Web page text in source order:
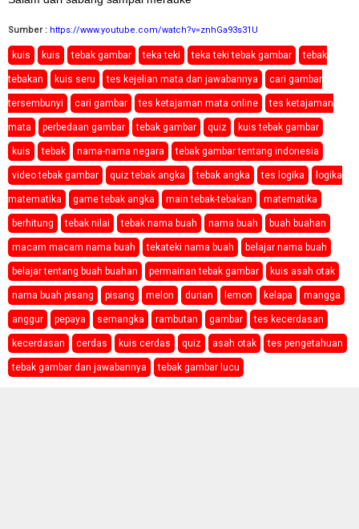
Sumber : https://www.youtube.com/watch?v=znhGa93s31U
kuis kuis tebak gambar teka teki teka teki tebak gambar tebak
tebakan kuis seru tes kejelian mata dan jawabannya cari gambar
tersembunyi cari gambar tes ketajaman mata online tes ketajaman
mata perbedaan gambar tebak gambar quiz kuis tebak gambar
kuis tebak nama-nama negara tebak gambar tentang indonesia
video tebak gambar quiz tebak angka tebak angka tes logika logika
matematika game tebak angka main tebak-tebakan matematika
berhitung tebak nilai tebak nama buah nama buah buah buahan
macam macam nama buah tekateki nama buah belajar nama buah
belajar tentang buah buahan permainan tebak gambar kuis asah otak
nama buah pisang pisang melon durian lemon kelapa mangga
anggur pepaya semangka rambutan gambar tes kecerdasan
kecerdasan cerdas kuis cerdas quiz asah otak tes pengetahuan
tebak gambar dan jawabannya tebak gambar lucu